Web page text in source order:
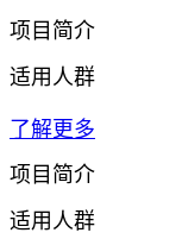
项目简介
适用人群
了解更多
项目简介
适用人群